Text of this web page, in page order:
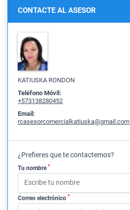
CONTACTE AL ASESOR
KATIUSKA RONDON
Teléfono Móvil:
+573138280452
Email:
rcasesorcomercialkatiuska@gmail.com
¿Prefieres que te contactemos?
Tu nombre *
Correo electrónico *